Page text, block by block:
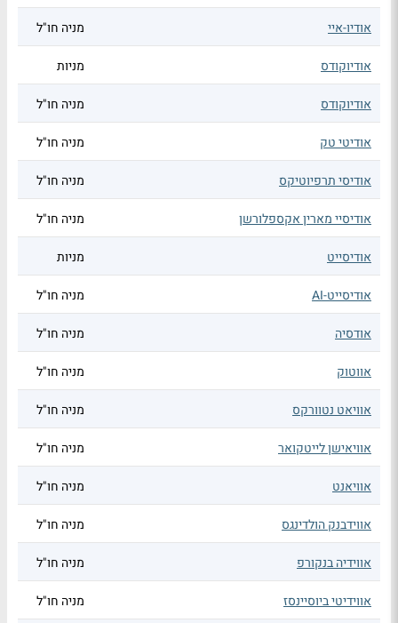
אודיו-איי מניה חו"ל
אודיוקודס מניות
אודיוקודס מניה חו"ל
אודיטי טק מניה חו"ל
אודיסי תרפיוטיקס מניה חו"ל
אודיסיי מארין אקספלורשן מניה חו"ל
אודיסייט מניות
אודיסייט-AI מניה חו"ל
אודסיה מניה חו"ל
אווטוק מניה חו"ל
אוויאט נטוורקס מניה חו"ל
אוויאישן לייטקואר מניה חו"ל
אוויאנט מניה חו"ל
אווידבנק הולדינגס מניה חו"ל
אווידיה בנקורפ מניה חו"ל
אווידיטי ביוסיינסז מניה חו"ל